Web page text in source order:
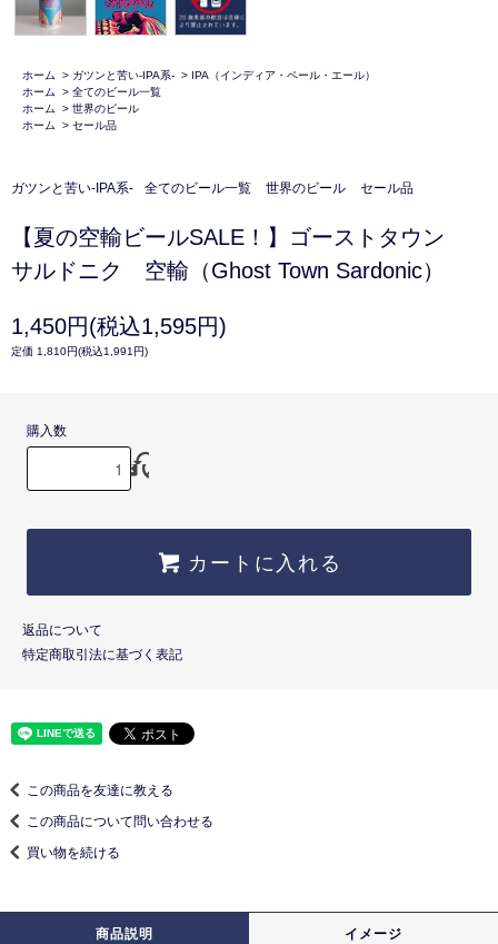
ホーム > ガツンと苦い-IPA系- >
IPA（インディア・ペール・エール）
ホーム
> 全てのビール一覧
ホーム
> 世界のビール
ホーム
> セール品
ガツンと苦い-IPA系- 全てのビール一覧 世界のビール セール品
【夏の空輸ビールSALE！】ゴーストタウン
サルドニク 空輸（Ghost Town Sardonic）
1,450円(税込1,595円)
定価 1,810円(税込1,991円)
購入数
カートに入れる
返品について
特定商取引法に基づく表記
この商品を友達に教える
この商品について問い合わせる
買い物を続ける
商品説明 イメージ